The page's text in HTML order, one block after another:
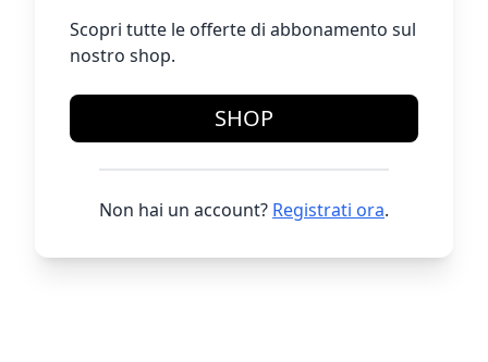
Scopri tutte le offerte di abbonamento sul
nostro shop.
SHOP
Non hai un account? Registrati ora.